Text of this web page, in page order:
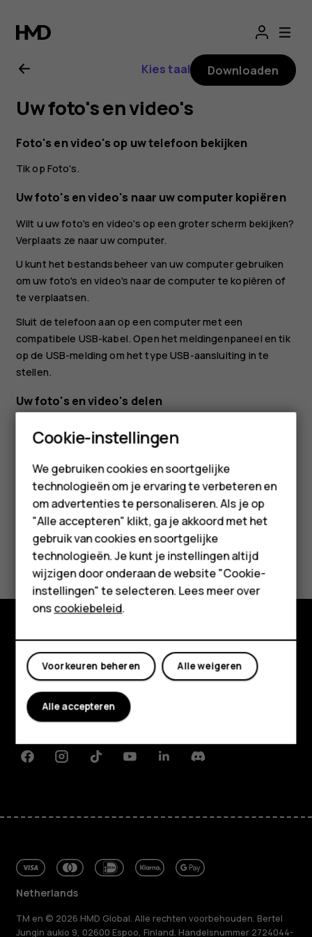
voor
Nokia
X10
Smartphones
Feature phones
Accessoires
HMD Terra M
Voor bedrijven
Tablets
Shop
Mijn account
Kies taal Downloaden
Uw foto's en video's
Foto's en video's op uw telefoon bekijken
Tik op Foto's.
Uw foto's en video's naar uw computer kopiëren
Wilt u uw foto's en video's op een groter scherm bekijken?
Verplaats ze naar uw computer.
U kunt het bestandsbeheer van uw computer gebruiken
om uw foto's en video's naar de computer te kopiëren of
te verplaatsen.
Sluit de telefoon aan op een computer met een
compatibele USB-kabel. Open het meldingenpaneel en tik
op de USB-melding om het type USB-aansluiting in te
stellen.
Uw foto's en video's delen
Selecteer hoe u de foto of video wilt delen.
Was deze informatie nuttig?
Ja Nee
Over ons
Planet and people
FacebookInstagramTiktokYoutubeLinkedinDiscord
Netherlands
TM en © 2026 HMD Global. Alle rechten voorbehouden. Bertel
Jungin aukio 9, 02600 Espoo, Finland. Handelsnummer 2724044-
Cookie-instellingen
We gebruiken cookies en soortgelijke
technologieën om je ervaring te verbeteren en
om advertenties te personaliseren. Als je op
"Alle accepteren" klikt, ga je akkoord met het
gebruik van cookies en soortgelijke
technologieën. Je kunt je instellingen altijd
wijzigen door onderaan de website "Cookie-
instellingen" te selecteren. Lees meer over
onscookiebeleid.
Alle weigeren
Voorkeuren beheren
Alle accepteren